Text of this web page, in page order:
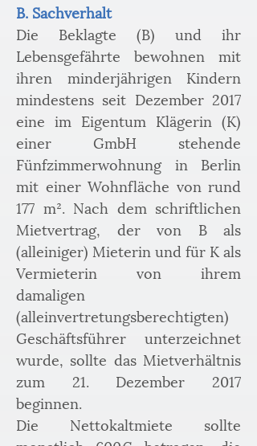
B. Sachverhalt
Die Beklagte (B) und ihr
Lebensgefährte bewohnen mit
ihren minderjährigen Kindern
mindestens seit Dezember 2017
eine im Eigentum Klägerin (K)
einer GmbH stehende
Fünfzimmerwohnung in Berlin
mit einer Wohnfläche von rund
177 m². Nach dem schriftlichen
Mietvertrag, der von B als
(alleiniger) Mieterin und für K als
Vermieterin von ihrem
damaligen
(alleinvertretungsberechtigten)
Geschäftsführer unterzeichnet
wurde, sollte das Mietverhältnis
zum 21. Dezember 2017
beginnen.
Die Nettokaltmiete sollte